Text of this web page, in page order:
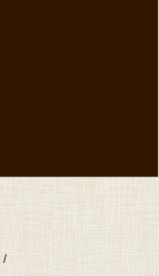
/